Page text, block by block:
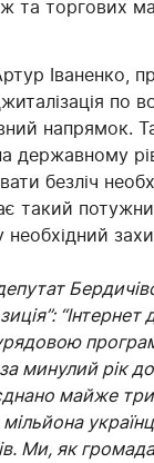
та торгових
Іваненко,
по
напрямок.
державному
безліч
такий
“Інтернет
минулий рік до
майже
Ми, як